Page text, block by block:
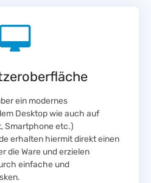
ein modernes
Desktop wie auch auf
Smartphone etc.)
erhalten hiermit direkt einen
die Ware und erzielen
einfache und